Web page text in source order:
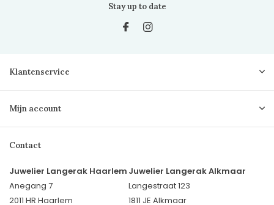
Stay up to date
Klantenservice
Mijn account
Contact
Juwelier Langerak Haarlem
Anegang 7
2011 HR Haarlem
Juwelier Langerak Alkmaar
Langestraat 123
1811 JE Alkmaar